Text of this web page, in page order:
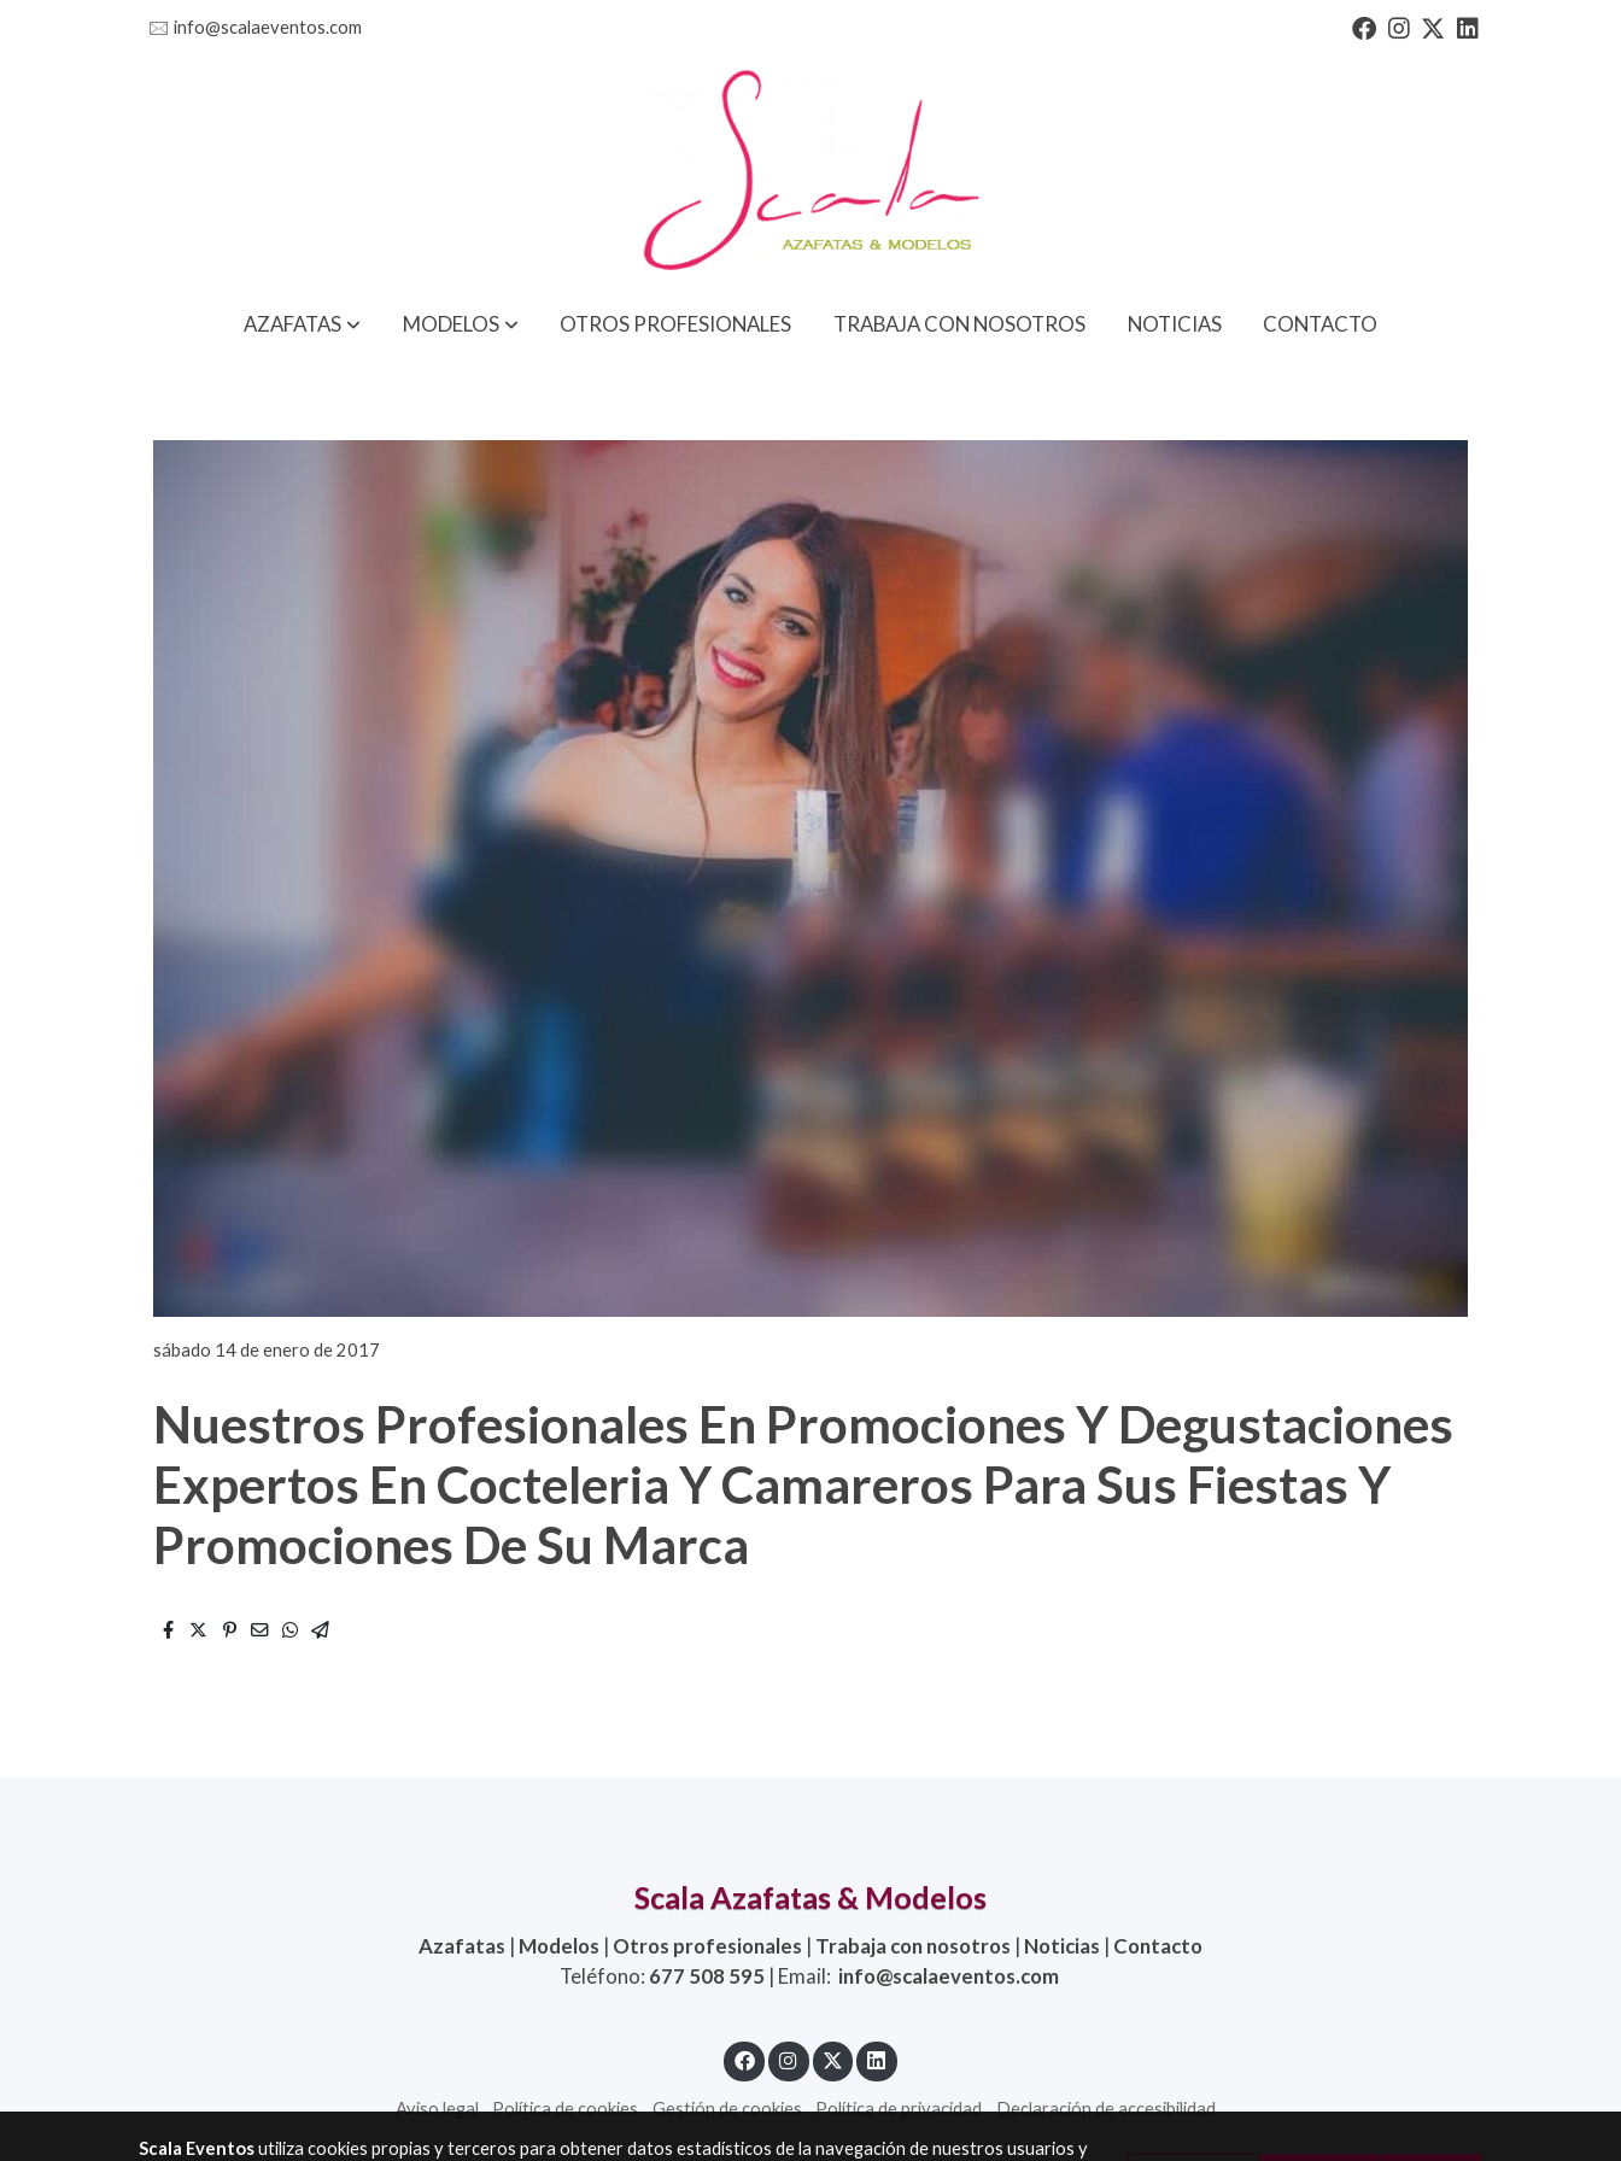
🖂 info@scalaeventos.com
AZAFATAS MODELOS OTROS PROFESIONALES TRABAJA CON NOSOTROS NOTICIAS CONTACTO
sábado 14 de enero de 2017
Nuestros Profesionales En Promociones Y Degustaciones
Expertos En Cocteleria Y Camareros Para Sus Fiestas Y
Promociones De Su Marca
Scala Azafatas & Modelos
Azafatas | Modelos | Otros profesionales | Trabaja con nosotros | Noticias | Contacto
Teléfono: 677 508 595 | Email: info@scalaeventos.com
Aviso legal Política de cookies Gestión de cookies Política de privacidad
Declaración de accesibilidad
Scala Eventosutiliza cookies propias y terceros para obtener datos estadísticos de la navegación de nuestros usuarios y